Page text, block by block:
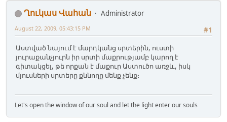
Ղուկաս Վահան
Administrator
#1
August 22, 2009, 05:43:15 PM
Աստված նայում է մարդկանց սրտերին, ուստի
յուրաքանչյուրն իր սրտի մաքրությամբ կարող է
գիտակցել, թե որքան է մաքուր Աստուծո առջև, իսկ
մյուսների սրտերը քննողը մենք չենք։
Let's open the window of our soul and let the light enter our souls